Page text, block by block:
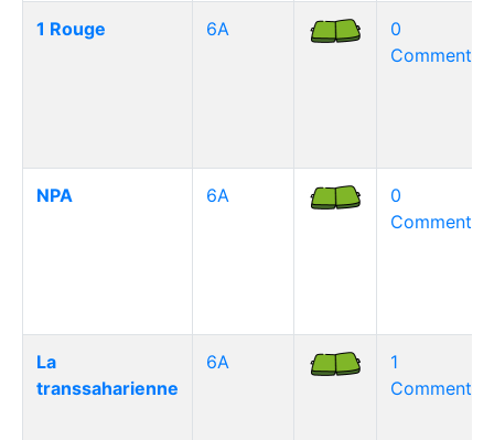
1 Rouge 6A
0
NPA 6A
0
La
transsaharienne
6A
1